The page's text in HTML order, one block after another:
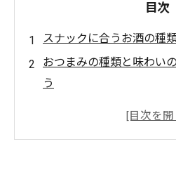
目次
スナックに合うお酒の種
おつまみの種類と味わい
う
スナックを食べながら楽